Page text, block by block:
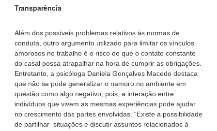
Transparência
Além dos possíveis problemas relativos às normas de
conduta, outro argumento utilizado para limitar os vínculos
amorosos no trabalho é o risco de que o contato constante
do casal possa atrapalhar na hora de cumprir as obrigações.
Entretanto, a psicóloga Daniela Gonçalves Macedo destaca
que não se pode generalizar o namoro no ambiente em
questão como algo negativo, pois, a interação entre
indivíduos que vivem as mesmas experiências pode ajudar
no crescimento das partes envolvidas. “Existe a possibilidade
de partilhar situações e discutir assuntos relacionados à